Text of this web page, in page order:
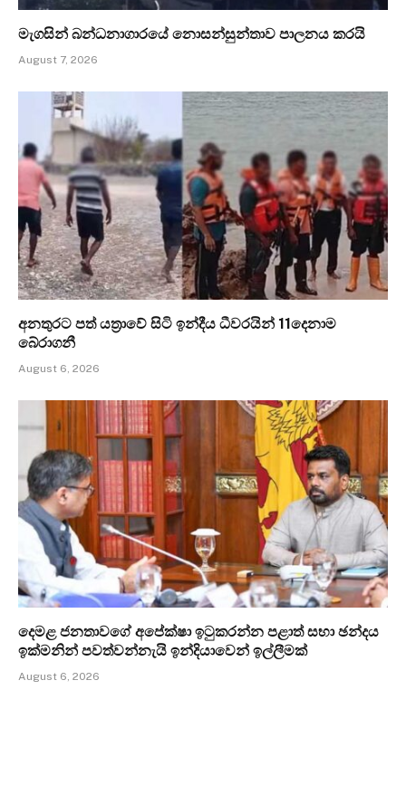
මැගසින් බන්ධනාගාරයේ නොසන්සුන්තාව පාලනය කරයි
August 7, 2026
අනතුරට පත් යත්‍රාවේ සිටි ඉන්දීය ධීවරයින් 11දෙනාම
බේරාගනී
August 6, 2026
දෙමළ ජනතාවගේ අපේක්ෂා ඉටුකරන්න පළාත් සභා ඡන්දය
ඉක්මනින් පවත්වන්නැයි ඉන්දියාවෙන් ඉල්ලීමක්
August 6, 2026